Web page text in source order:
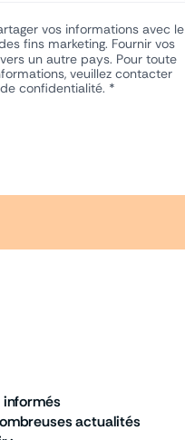
vos informations avec le
fins marketing. Fournir vos
un autre pays. Pour toute
veuillez contacter
confidentialité. *
informés
actualités